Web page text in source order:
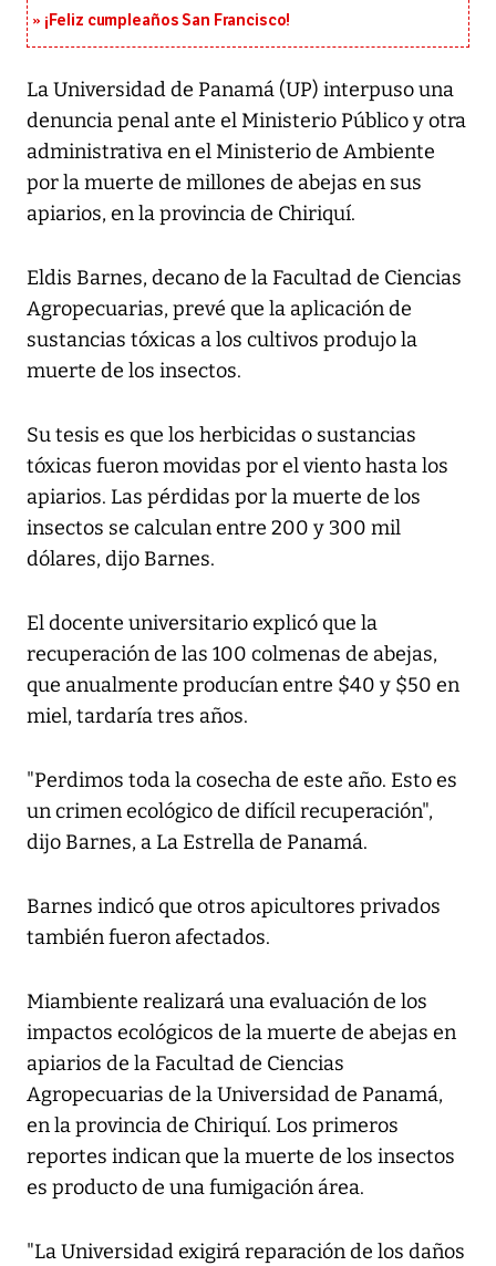
¡Feliz cumpleaños San Francisco!
La Universidad de Panamá (UP) interpuso una
denuncia penal ante el Ministerio Público y otra
administrativa en el Ministerio de Ambiente
por la muerte de millones de abejas en sus
apiarios, en la provincia de Chiriquí.
Eldis Barnes, decano de la Facultad de Ciencias
Agropecuarias, prevé que la aplicación de
sustancias tóxicas a los cultivos produjo la
muerte de los insectos.
Su tesis es que los herbicidas o sustancias
tóxicas fueron movidas por el viento hasta los
apiarios. Las pérdidas por la muerte de los
insectos se calculan entre 200 y 300 mil
dólares, dijo Barnes.
El docente universitario explicó que la
recuperación de las 100 colmenas de abejas,
que anualmente producían entre $40 y $50 en
miel, tardaría tres años.
"Perdimos toda la cosecha de este año. Esto es
un crimen ecológico de difícil recuperación",
dijo Barnes, a La Estrella de Panamá.
Barnes indicó que otros apicultores privados
también fueron afectados.
Miambiente realizará una evaluación de los
impactos ecológicos de la muerte de abejas en
apiarios de la Facultad de Ciencias
Agropecuarias de la Universidad de Panamá,
en la provincia de Chiriquí. Los primeros
reportes indican que la muerte de los insectos
es producto de una fumigación área.
"La Universidad exigirá reparación de los daños